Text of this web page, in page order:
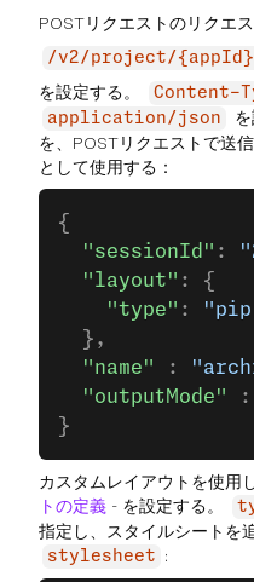
POSTリクエストのリクエ
/v2/project/
を設定する。 Content-
application/json
を、POSTリクエストで送
として使用する：
{
  "sessionId"
:
  "layout"
: {
    "type"
:
  },
  "name"
:
  "outputMode"
:
}
カスタムレイアウトを使用
トの定義 - を設定する。
指定し、スタイルシートを
stylesheet :